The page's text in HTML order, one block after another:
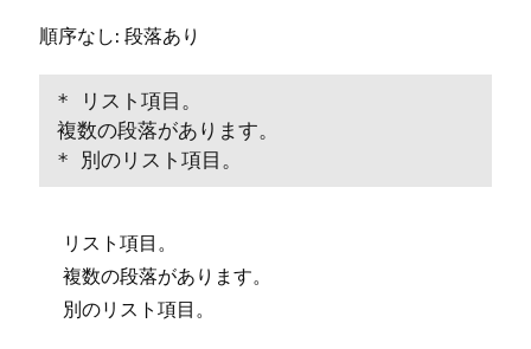
順序なし⁠: 段落あり
* リスト項目⁠。
複数の段落があります⁠。
* 別のリスト項目⁠。
リスト項目⁠。
複数の段落があります⁠。
別のリスト項目⁠。